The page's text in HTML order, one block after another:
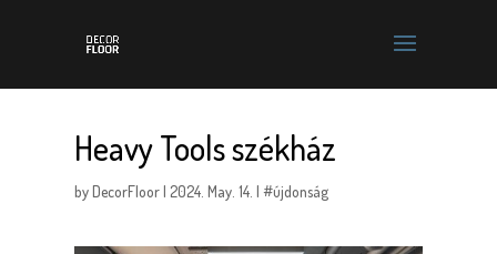
Heavy Tools székház
byDecorFloor|2024. May. 14. |#újdonság